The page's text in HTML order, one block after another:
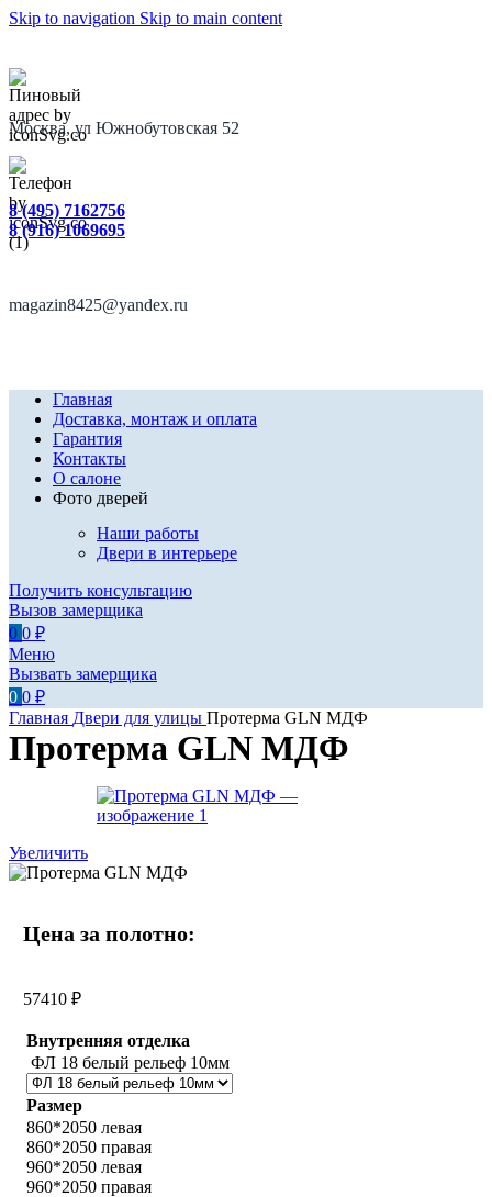
Skip to navigation Skip to main content
Москва, ул Южнобутовская 52
8 (495) 7162756
8 (916) 1069695
magazin8425@yandex.ru
Главная
Доставка, монтаж и оплата
Гарантия
Контакты
О салоне
Фото дверей
Наши работы
Двери в интерьере
Получить консультацию
Вызов замерщика
0 0 ₽
Меню
Вызвать замерщика
0 0 ₽
Главная Двери для улицы Протерма GLN МДФ
Протерма GLN МДФ
Увеличить
Цена за полотно:
57410₽
Внутренняя отделка
ФЛ 18 белый рельеф 10мм
Размер
860*2050 левая
860*2050 правая
960*2050 левая
960*2050 правая